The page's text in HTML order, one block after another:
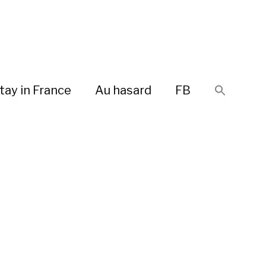
in France Au hasard FB